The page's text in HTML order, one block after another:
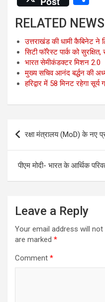
ce
b
o
o
k
tt
er
at
s
A
p
p
h
ar
e
RELATED NEWS
उत्तराखंड की धामी कैबिनेट
सिटी फॉरेस्ट पार्क को
भारत सेमीकंडक्टर मिशन 2.0
मुख्य सचिव आनंद बर्द्धन की
हरिद्वार में 58 मिनट रहेगा
Post
navigation
रक्षा मंत्रालय (MoD) के नए
पीएम मोदी- भारत के आर्थिक
Leave a Reply
Your email address will not
are marked *
Comment *